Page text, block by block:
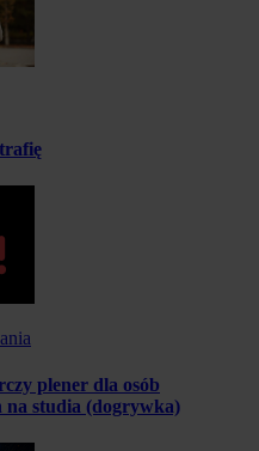
plener dla osób
na studia (dogrywka)